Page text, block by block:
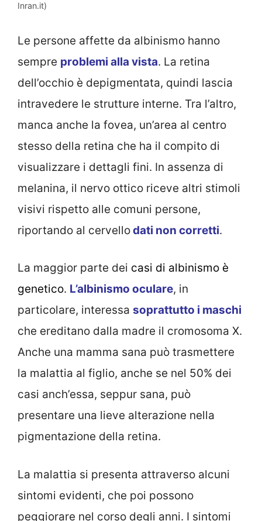
Inran.it)
Le persone affette da albinismo hanno
sempre problemi alla vista. La retina
dell’occhio è depigmentata, quindi lascia
intravedere le strutture interne. Tra l’altro,
manca anche la fovea, un’area al centro
stesso della retina che ha il compito di
visualizzare i dettagli fini. In assenza di
melanina, il nervo ottico riceve altri stimoli
visivi rispetto alle comuni persone,
riportando al cervellodati non corretti.
La maggior parte dei casi di albinismo è
genetico. L’albinismo oculare, in
particolare, interessa soprattutto i maschi
che ereditano dalla madre il cromosoma X.
Anche una mamma sana può trasmettere
la malattia al figlio, anche se nel 50% dei
casi anch’essa, seppur sana, può
presentare una lieve alterazione nella
pigmentazione della retina.
La malattia si presenta attraverso alcuni
sintomi evidenti, che poi possono
peggiorare nel corso degli anni. I sintomi